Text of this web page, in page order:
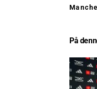
På